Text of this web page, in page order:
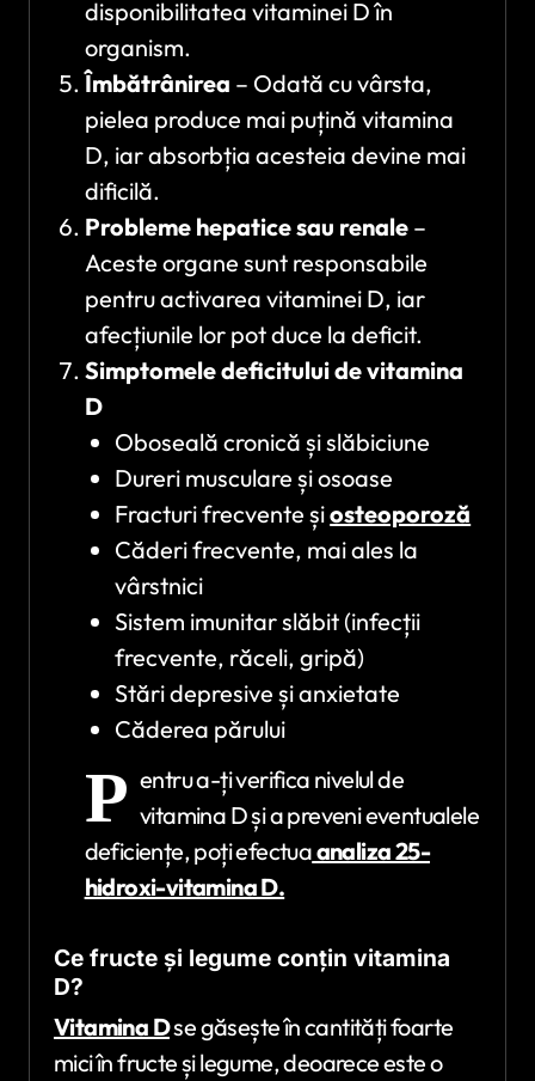
disponibilitatea vitaminei D în
organism.
Îmbătrânirea – Odată cu vârsta,
pielea produce mai puțină vitamina
D, iar absorbția acesteia devine mai
dificilă.
Probleme hepatice sau renale–
Aceste organe sunt responsabile
pentru activarea vitaminei D, iar
afecțiunile lor pot duce la deficit.
Simptomele deficitului de vitamina
D
Oboseală cronică și slăbiciune
Dureri musculare și osoase
Fracturi frecvente șiosteoporoză
Căderi frecvente, mai ales la
vârstnici
Sistem imunitar slăbit (infecții
frecvente, răceli, gripă)
Stări depresive și anxietate
Căderea părului
P entru a-ți verifica nivelul de
vitamina D și a preveni eventualele
deficiențe, poți efectuaanaliza 25-
hidroxi-vitamina D.
Ce fructe și legume conțin vitamina
D?
Vitamina Dse găsește în cantități foarte
mici în fructe și legume, deoarece este o